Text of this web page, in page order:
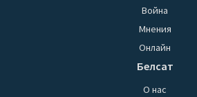
Война
Мнения
Онлайн
Белсат
О нас